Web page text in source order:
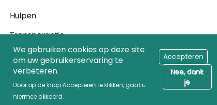
Hulpen
Transparantie
Wettelijke vermeldingen
Toegang voor zorgprofessionals
© 2026 Caravane media
We gebruiken cookies op deze site
om uw gebruikerservaring te
verbeteren.
Door op de knop Accepteren te klikken, gaat u
hiermee akkoord.
Accepteren
Nee, dank
je